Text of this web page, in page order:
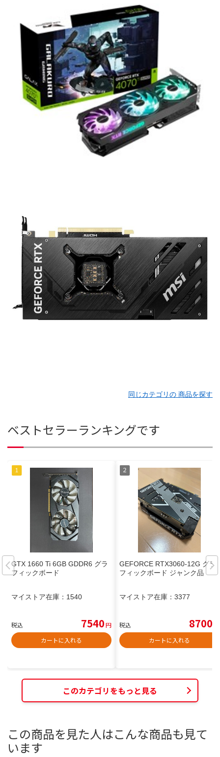
同じカテゴリの 商品を探す
ベストセラーランキングです
GTX 1660 Ti 6GB GDDR6 グラ
フィックボード
マイストア在庫： 1540
税込 7540円
カートに入れる
GEFORCE RTX3060-12G グラ
フィックボード ジャンク品
マイストア在庫： 3377
税込 8700
カートに入れる
このカテゴリをもっと見る
この商品を見た人はこんな商品も見て
います